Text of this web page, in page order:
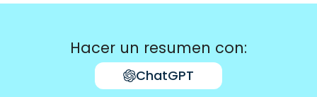
Hacer un resumen con:
ChatGPT